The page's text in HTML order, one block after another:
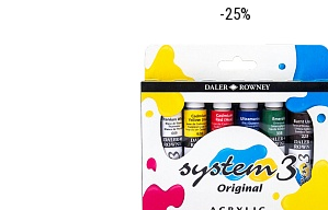
-25%